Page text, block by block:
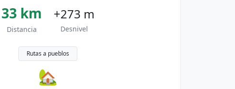
33 km
Distancia
+273 m
Desnivel
Rutas a pueblos
🏡